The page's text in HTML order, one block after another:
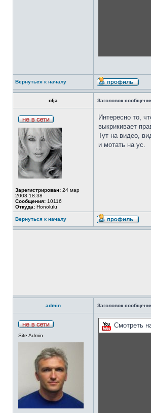
Вернуться к началу
olja Заголовок
Зарегистрирован: 24 мар
2008 18:38
Сообщения: 10116
Откуда: Honolulu
Интересно то,
выкрикивает
Тут на видео,
и мотать на ус.
Вернуться к началу
admin Заголовок
Site Admin
Смотреть